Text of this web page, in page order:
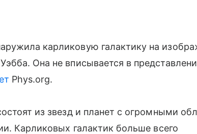
карликовую галактику на
Она не вписывается в
Phys.org.
из звезд и планет с огромными
Карликовых галактик больше всего